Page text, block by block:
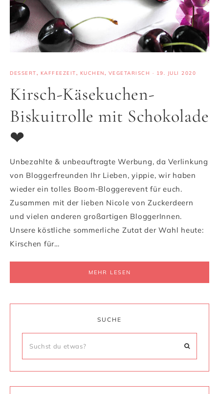
DESSERT, KAFFEEZEIT, KUCHEN, VEGETARISCH · 19. JULI 2020
Kirsch-Käsekuchen-
Biskuitrolle mit Schokolade
❤
Unbezahlte & unbeauftragte Werbung, da Verlinkung
von Bloggerfreunden Ihr Lieben, yippie, wir haben
wieder ein tolles Boom-Bloggerevent für euch.
Zusammen mit der lieben Nicole von Zuckerdeern
und vielen anderen großartigen BloggerInnen.
Unsere köstliche sommerliche Zutat der Wahl heute:
Kirschen für…
MEHR LESEN
SUCHE